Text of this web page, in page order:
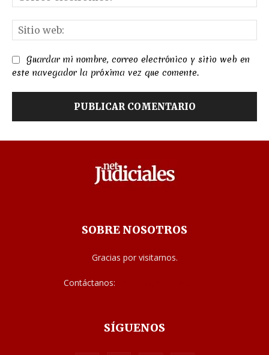
Guardar mi nombre, correo electrónico y sitio web en
este navegador la próxima vez que comente.
SOBRE NOSOTROS
Gracias por visitarnos.
Contáctanos:
SÍGUENOS